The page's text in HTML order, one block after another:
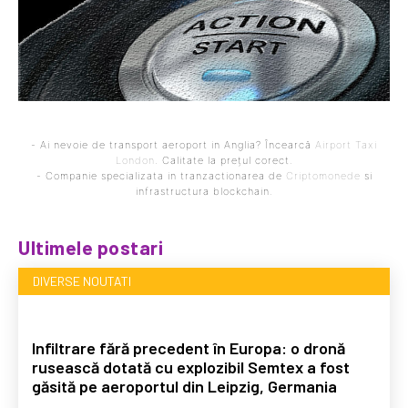
- Ai nevoie de transport aeroport in Anglia? Încearcă Airport Taxi
London
. Calitate la prețul corect.
- Companie specializata in tranzactionarea de Criptomonede si
infrastructura blockchain.
Ultimele postari
DIVERSE NOUTATI
Infiltrare fără precedent în Europa: o dronă
rusească dotată cu explozibil Semtex a fost
găsită pe aeroportul din Leipzig, Germania